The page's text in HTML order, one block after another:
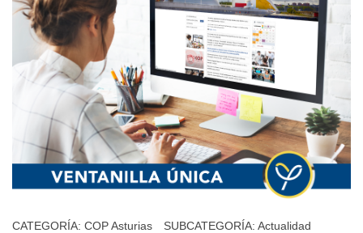
CATEGORÍA: COP Asturias SUBCATEGORÍA: Actualidad